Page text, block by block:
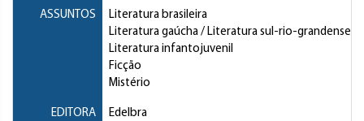
ASSUNTOS
Literatura brasileira
Literatura gaúcha / Literatura sul-rio-grandense
Literatura infantojuvenil
Ficção
Mistério
EDITORA Edelbra